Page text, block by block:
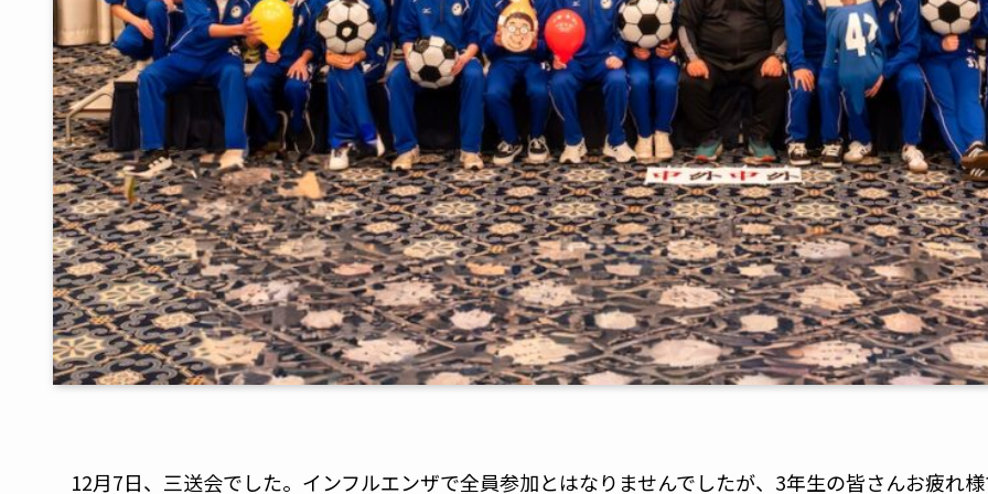
12月7日、三送会でした。インフルエンザで全員参加とはなりませんでしたが、3年生の皆さんお疲れ